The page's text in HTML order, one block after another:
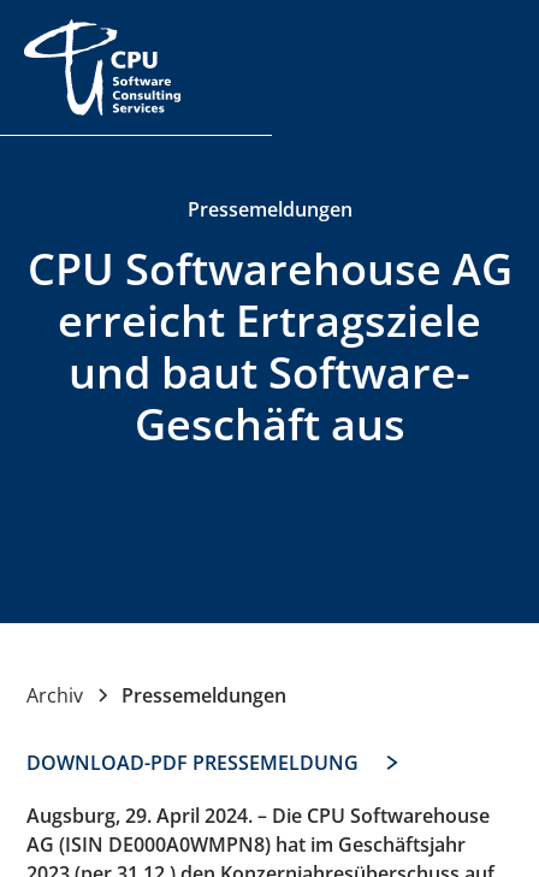
Pressemeldungen
CPU Softwarehouse AG
erreicht Ertragsziele
und baut Software-
Geschäft aus
Archiv Pressemeldungen
DOWNLOAD-PDF PRESSEMELDUNG
Augsburg, 29. April 2024. – Die CPU Softwarehouse
AG (ISIN DE000A0WMPN8) hat im Geschäftsjahr